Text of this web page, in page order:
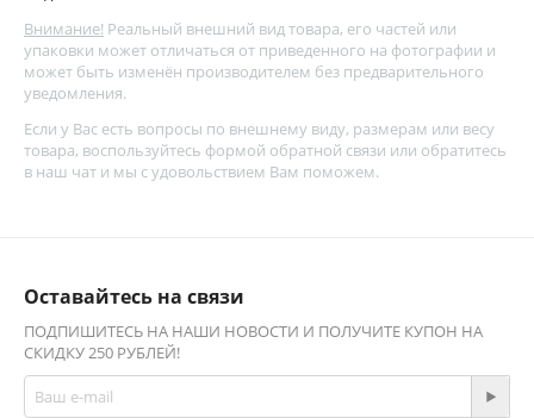
Внимание! Реальный внешний вид товара, его частей или
упаковки может отличаться от приведенного на фотографии и
может быть изменён производителем без предварительного
уведомления.
Если у Вас есть вопросы по внешнему виду, размерам или весу
товара, воспользуйтесь формой обратной связи или обратитесь
в наш чат и мы с удовольствием Вам поможем.
Оставайтесь на связи
ПОДПИШИТЕСЬ НА НАШИ НОВОСТИ И ПОЛУЧИТЕ КУПОН НА
СКИДКУ 250 РУБЛЕЙ!